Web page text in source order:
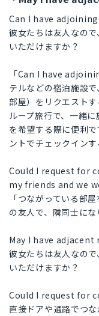
Can I have
彼女たちは友人なの
いただけますか？
「Can I have
テルなどの宿泊施設
部屋）をリクエスト
ループ旅行で、一緒
を希望する際に便利
ントでチェックインす
Could I request for
my friends and we
「つながっている部
の友人で、隣同士にな
May I have
彼女たちは友人なの
いただけますか？
Could I request for
直接ドアや通路でつ